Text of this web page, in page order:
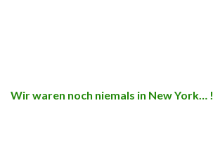
Wir waren noch niemals in New York… !